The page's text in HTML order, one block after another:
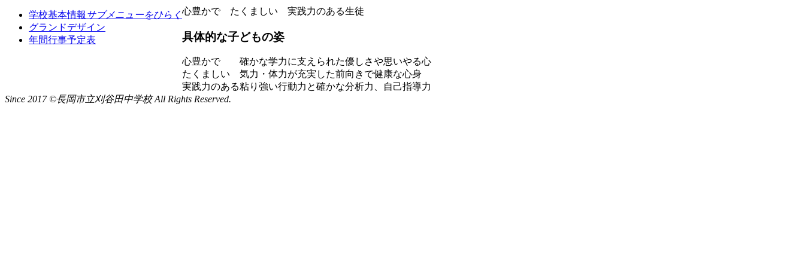
学校基本情報 サブメニューをひらく
グランドデザイン
年間行事予定表
心豊かで たくましい 実践力のある生徒
具体的な子どもの姿
心豊かで
確かな学力に支えられた優しさや思いやる心
たくましい
気力・体力が充実した前向きで健康な心身
実践力のある粘り強い行動力と確かな分析力、自己指導力
Since 2017 ©長岡市立刈谷田中学校 All Rights Reserved.